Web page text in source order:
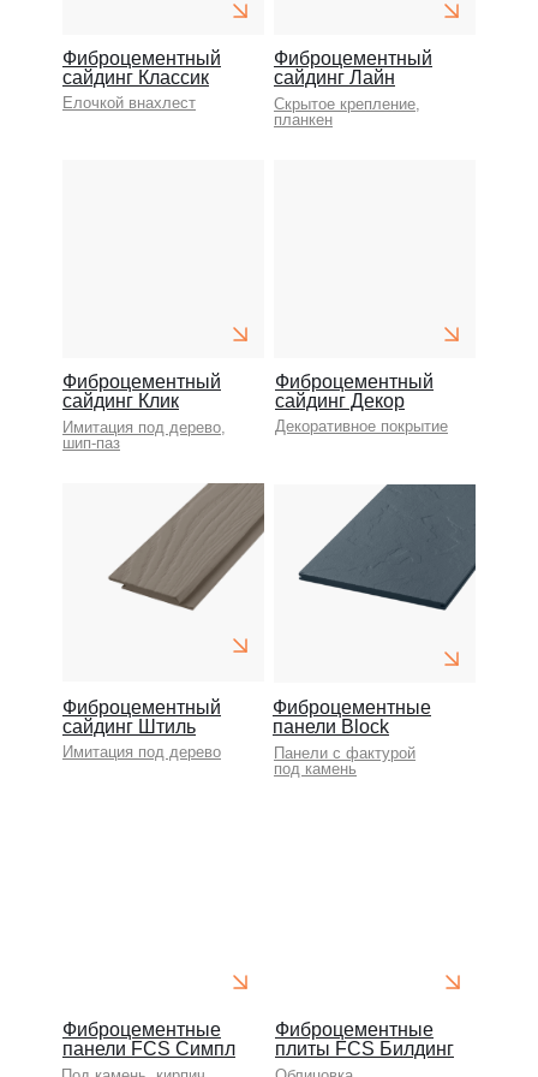
Фиброцементные
панели FCS Симпл
Фиброцементные
плиты FCS Билдинг
Фиброцементные
панели Block
Панели с фактурой
под камень
Имитация под дерево
Фиброцементный
сайдинг Штиль
Декоративное покрытие
Фиброцементный
сайдинг Декор
Имитация под дерево,
шип-паз
Фиброцементный
сайдинг Клик
Скрытое крепление,
планкен
Фиброцементный
сайдинг Лайн
Елочкой внахлест
Фиброцементный
сайдинг Классик